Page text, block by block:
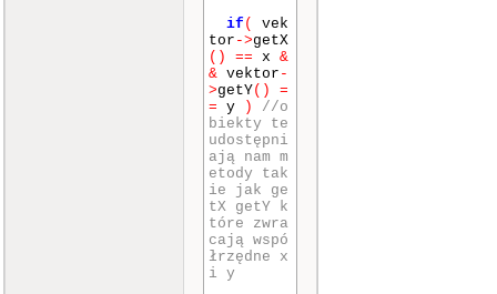
mvpri
ntw
1,
0 , "" )
mvpri
ntw( 1 ,
1, "" ) ;
mvpri
ntw( 1,
2, "" )
mvpri
ntw ( 2
0, "" );
mvpri
ntw ( 2,
1, "" );
attro
A_REVE
if (
vek
tor ->getX
()
== x &
& vektor -
>getY()
=
= y )
//o
biekty te
udostępni
ają nam m
etody tak
ie jak ge
tX getY k
tóre zwra
cają wspó
łrzędne x
i y